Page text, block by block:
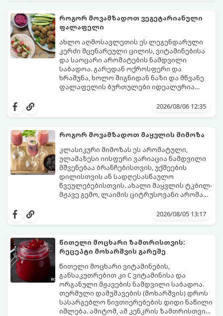
როგორ მოვამზადოთ ვეგეტარიანული
ფალაფელი
ახლო აღმოსავლეთის ეს ლეგენდარული
კერძი მცენარეული ცილის, ვიტამინებისა
და საოცარი არომატების ნამდვილი
საბადოა. გარედან ოქროსფერი და
ხრაშუნა, ხოლო შიგნიდან ნაზი და მწვანე
ფალაფელის ბურთულები იდეალურია
სალათებთან ერთად ან ტახინის (სესამის)
მდგომარეობს, რომ გამოიყენება
შეწვისას ფორმა იდეალურად შეინარჩუნოს
და არ დაიშალოს.
მომზადების დრო: 20 წუთი (დამატებით
მუხუდოს ჩალბობის დრო: 12-24 საათი)
შეწვის დრო: 10–15 წუთი ულუფა: 20–24 ცალი
ბურთულა (4–6 პორცია)
2026/08/06 12:35
როგორ მოვამზადოთ მაყვლის მიმოზა
კლასიკური მიმოზას ეს არომატული,
ულამაზესი იისფერი ვარიაცია ნამდვილი
მშვენებაა ბრანჩებისთვის, უქმეების
დილისთვის ან სადღესასწაულო
წვეულებებისთვის. ახალი მაყვლის ტკბილ-
მჟავე გემო, ლაიმის ციტრუსოვანი არომატი
საოცრად დახვეწილ და მაგრილებელ
და მის მომზადებას მინიმალური
პორცია
2026/08/05 13:17
წითელი მოცხარი ზამთრისთვის:
რეცეპტი მოხარშვის გარეშე
წითელი მოცხარი ვიტამინების,
განსაკუთრებით კი C ვიტამინისა და
ორგანული მჟავების ნამდვილი საბადოა.
თერმული დამუშავების (მოხარშვის) დროს
სასარგებლო ნივთიერებების დიდი ნაწილი
იშლება. ამიტომ, ამ კენკრის ზამთრისთვის